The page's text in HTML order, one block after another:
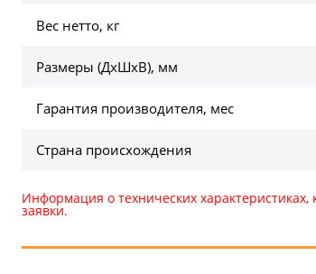
Вес нетто, кг
Размеры (ДхШхВ), мм
Гарантия производителя, мес
Страна происхождения
Информация о технических
заявки.